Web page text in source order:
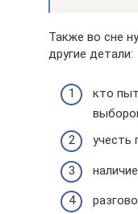
Также во сне
другие детали:
кто
учесть